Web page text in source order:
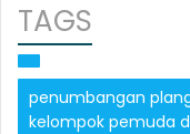
TAGS
penumbangan
kelompok pemuda